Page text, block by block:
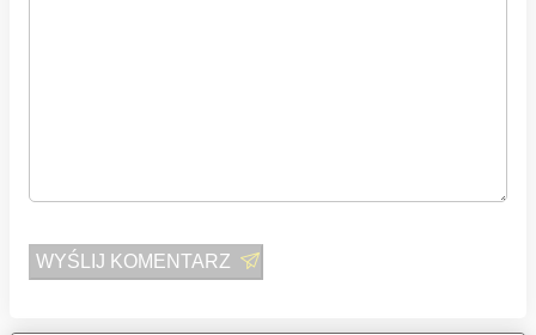
WYŚLIJ KOMENTARZ